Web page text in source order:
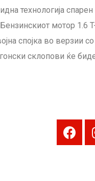
технологија
Бензинскиот мотор 1.6
спојка во верзии
склопови ќе